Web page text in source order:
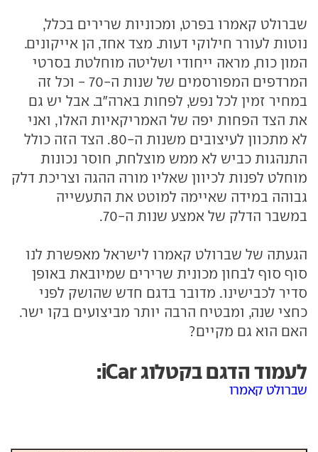
שברולט קאמרו בפרט, ומכוניות שרירים בכלל,
נוטות לעורר חילוקי דעות. מצד אחד, הן אייקונים.
המון כוח, מראה ייחודי ושליטה מוחלטת בסרטי
המרדפים המפורסמים של שנות ה-70 - וכל זה
במחיר זמין לכל נפש, לפחות בארה"ב. אבל יש גם
את הצד הפחות יפה של האמריקאיות האלו, ואני
לא מתכוון לעיצובים משנות ה-80. הצד הזה כולל
התנהגות כביש לא ממש מוצלחת, חוסר נכונות
מוחלט לפנות לכיוון שאליו מורה ההגה וצריכת דלק
גבוהה במידה שאיימה למוטט את התעשייה
במשבר הדלק של אמצע שנות ה-70.
הגעתה של שברולט קאמרו לישראל מאפשרת לנו
סוף סוף לבחון מכונית שרירים שמיובאת באופן
סדיר לכבישינו. מדובר בדגם חדש שהושק לפני
כחצי שנה, ומבטיח הרבה יותר מביצועים בקו ישר.
האם הוא גם מקיים?
לעמוד הדגם בקטלוג iCar:
שברולט קאמרו